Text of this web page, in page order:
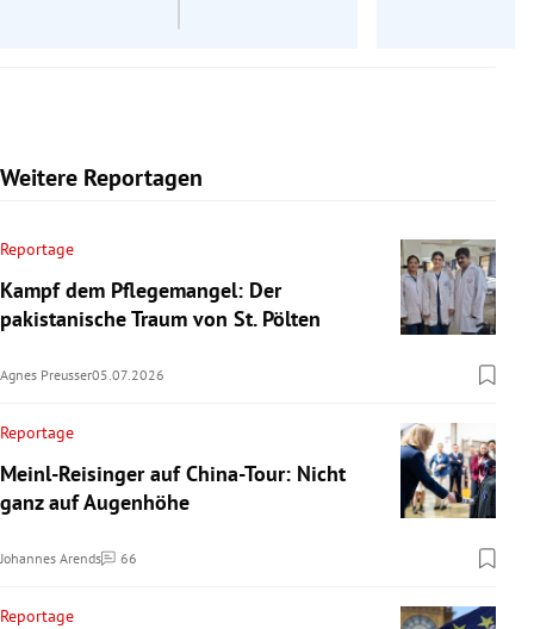
Weitere Reportagen
Reportage
Kampf dem Pflegemangel: Der
pakistanische Traum von St. Pölten
Agnes Preusser05.07.2026
Reportage
Meinl-Reisinger auf China-Tour: Nicht
ganz auf Augenhöhe
Johannes Arends 66
Kommentare
Reportage